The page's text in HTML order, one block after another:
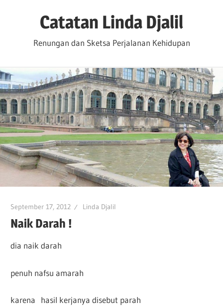
Catatan Linda Djalil
Renungan dan Sketsa Perjalanan Kehidupan
September 17, 2012 Linda Djalil
Naik Darah !
dia naik darah
penuh nafsu amarah
karena hasil kerjanya disebut parah